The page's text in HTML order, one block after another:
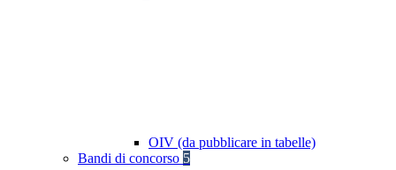
OIV (da pubblicare in tabelle)
Bandi di concorso 5